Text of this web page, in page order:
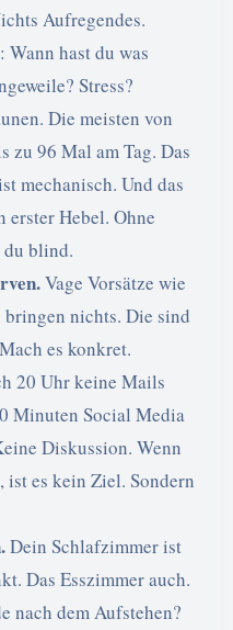
Aufregendes.
hast du was
Stress?
Die meisten von
zu 96 Mal am Tag. Das
mechanisch. Und das
erster Hebel. Ohne
du blind.
Vage Vorsätze wie
nichts. Die sind
es konkret.
20 Uhr keine Mails
Minuten Social Media
Diskussion. Wenn
ist es kein Ziel. Sondern
Dein Schlafzimmer ist
Das Esszimmer auch.
nach dem Aufstehen?